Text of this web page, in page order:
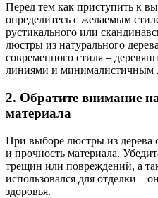
Перед тем как приступить к
определитесь с желаемым
рустикального или
люстры из натурального
современного стиля –
линиями и минималистичным
2. Обратите внимание
материала
При выборе люстры из дерева
и прочность материала.
трещин или повреждений, а
использовался для отделки –
здоровья.